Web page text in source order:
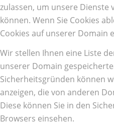
zulassen, um unsere Dienste
können. Wenn Sie Cookies
Cookies auf unserer Domain
Wir stellen Ihnen eine Liste
unserer Domain
Sicherheitsgründen können
anzeigen, die von anderen
Diese können Sie in den
Browsers einsehen.